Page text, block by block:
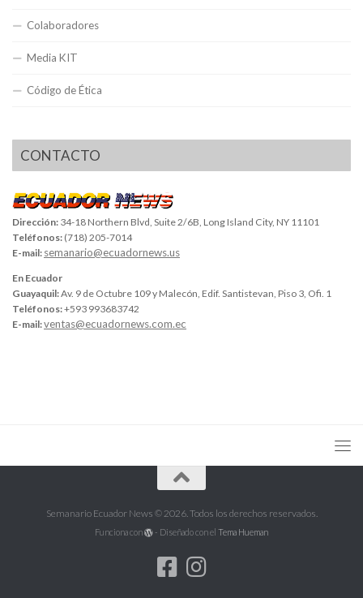
Colaboradores
Media KIT
Código de Ética
CONTACTO
Dirección: 34-18 Northern Blvd, Suite 2/6B, Long Island City, NY 11101
Teléfonos: (718) 205-7014
E-mail: semanario@ecuadornews.us
En Ecuador
Guayaquil:Av. 9 de Octubre 109 y Malecón, Edif. Santistevan, Piso 3, Ofi. 1
Teléfonos:+593 993683742
E-mail:ventas@ecuadornews.com.ec
Semanario Ecuador News © 2026. Todos los derechos reservados.
Funciona con - Diseñado con el Tema Hueman